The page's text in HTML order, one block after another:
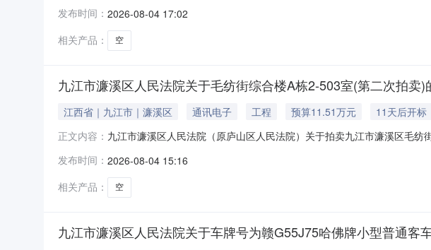
https://sf.taobao.com/0792/10），现公告如下：一、拍卖标的：九龙街
发布时间： 2026-08-04 17:02
相关产品：
空
九江市濂溪区人民法院关于毛纺街综合楼A栋2-503室(第二次拍卖)
江西省｜九江市｜濂溪区 通讯电子 工程 预算11.51万元
11天后开标
正文内容： 九江市濂溪区人民法院（原庐山区人民法院）关于拍卖九江市濂溪区毛
https://sf.taobao.com/0792/10），现公告如下：一、拍卖标的：毛纺街
发布时间： 2026-08-04 15:16
相关产品：
空
九江市濂溪区人民法院关于车牌号为赣G55J75哈佛牌小型普通客